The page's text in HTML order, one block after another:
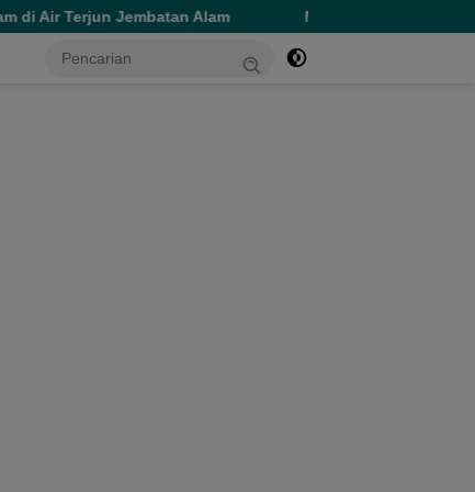
Alam Meriahkan HUT RI, PC BKMT Ternate